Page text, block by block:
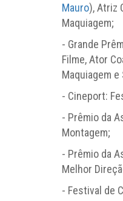
Mauro), Atriz
Maquiagem;
- Grande
Filme, Ator
Maquiagem e
- Cineport:
- Prêmio da
Montagem;
- Prêmio da
Melhor
- Festival de